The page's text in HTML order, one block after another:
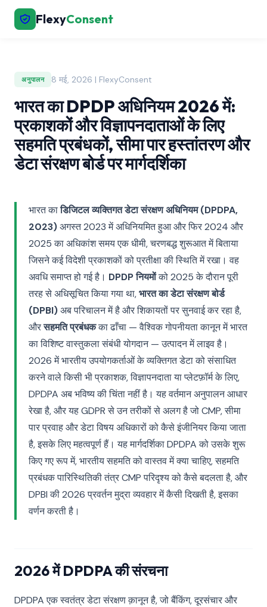
FlexyConsent
अनुपालन 8 मई, 2026 | FlexyConsent
भारत का DPDP अधिनियम 2026 में:
प्रकाशकों और विज्ञापनदाताओं के लिए
सहमति प्रबंधकों, सीमा पार हस्तांतरण और
डेटा संरक्षण बोर्ड पर मार्गदर्शिका
भारत काडिजिटल व्यक्तिगत डेटा संरक्षण अधिनियम (DPDPA,
2023)अगस्त 2023 में अधिनियमित हुआ और फिर 2024 और
2025 का अधिकांश समय एक धीमी, चरणबद्ध शुरूआत में बिताया
जिसने कई विदेशी प्रकाशकों को प्रतीक्षा की स्थिति में रखा। वह
अवधि समाप्त हो गई है। DPDP नियमोंको 2025 के दौरान पूरी
तरह से अधिसूचित किया गया था,भारत का डेटा संरक्षण बोर्ड
(DPBI)अब परिचालन में है और शिकायतों पर सुनवाई कर रहा है,
औरसहमति प्रबंधकका ढाँचा — वैश्विक गोपनीयता कानून में भारत
का विशिष्ट वास्तुकला संबंधी योगदान — उत्पादन में लाइव है।
2026 में भारतीय उपयोगकर्ताओं के व्यक्तिगत डेटा को संसाधित
करने वाले किसी भी प्रकाशक, विज्ञापनदाता या प्लेटफ़ॉर्म के लिए,
DPDPA अब भविष्य की चिंता नहीं है। यह वर्तमान अनुपालन आधार
रेखा है, और यह GDPR से उन तरीकों से अलग है जो CMP, सीमा
पार प्रवाह और डेटा विषय अधिकारों को कैसे इंजीनियर किया जाता
है, इसके लिए महत्वपूर्ण हैं। यह मार्गदर्शिका DPDPA को उसके शुरू
किए गए रूप में, भारतीय सहमति को वास्तव में क्या चाहिए, सहमति
प्रबंधक पारिस्थितिकी तंत्र CMP परिदृश्य को कैसे बदलता है, और
DPBI की 2026 प्रवर्तन मुद्रा व्यवहार में कैसी दिखती है, इसका
वर्णन करती है।
2026 में DPDPA की संरचना
DPDPA एक स्वतंत्र डेटा संरक्षण क़ानून है, जो बैंकिंग, दूरसंचार और